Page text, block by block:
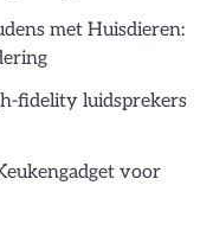
met Huisdieren:
fidelity luidsprekers
voor